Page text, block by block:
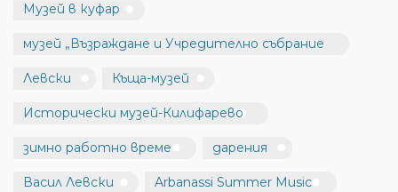
Музей в куфар
музей „Възраждане и Учредително събрание
Левски Къща-музей
Исторически музей-Килифарево
зимно работно време дарения
Васил Левски Arbanassi Summer Music